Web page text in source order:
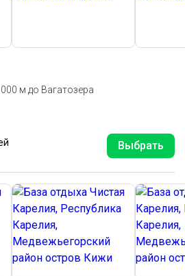
м до Вагатозера
Выбрать